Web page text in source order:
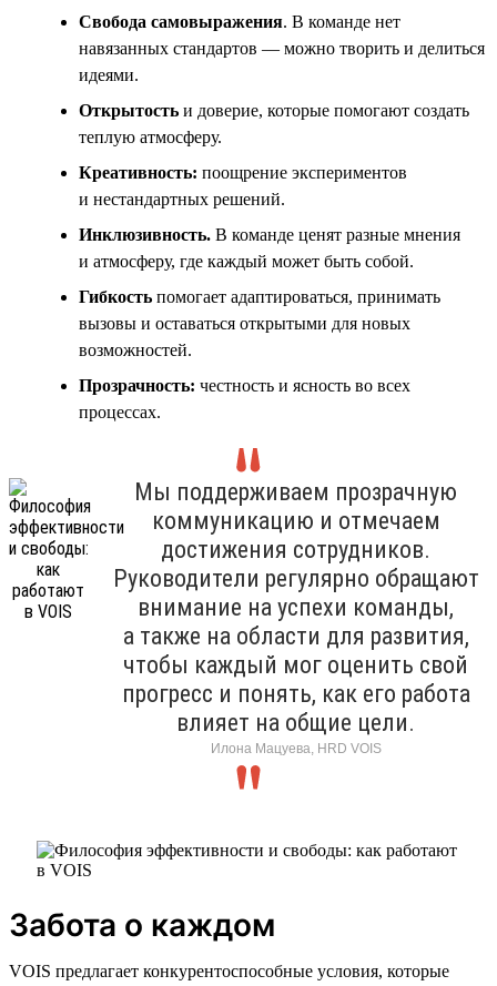
Свобода самовыражения. В команде нет
навязанных стандартов — можно творить и делиться
идеями.
Открытость и доверие, которые помогают создать
теплую атмосферу.
Креативность: поощрение экспериментов
и нестандартных решений.
Инклюзивность. В команде ценят разные мнения
и атмосферу, где каждый может быть собой.
Гибкость помогает адаптироваться, принимать
вызовы и оставаться открытыми для новых
возможностей.
Прозрачность: честность и ясность во всех
процессах.
Мы поддерживаем прозрачную
коммуникацию и отмечаем
достижения сотрудников.
Руководители регулярно обращают
внимание на успехи команды,
а также на области для развития,
чтобы каждый мог оценить свой
прогресс и понять, как его работа
влияет на общие цели.
Илона Мацуева, HRD VOIS
Забота о каждом
VOIS предлагает конкурентоспособные условия, которые